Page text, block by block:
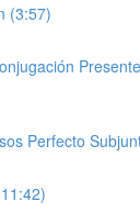
(3:57)
Perfecto